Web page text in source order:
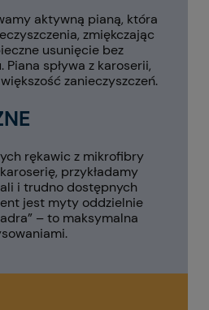
aktywną pianą, która
zmiękczając
usunięcie bez
Piana spływa z karoserii,
zanieczyszczeń.
rękawic z mikrofibry
przykładamy
i trudno dostępnych
jest myty oddzielnie
– to maksymalna